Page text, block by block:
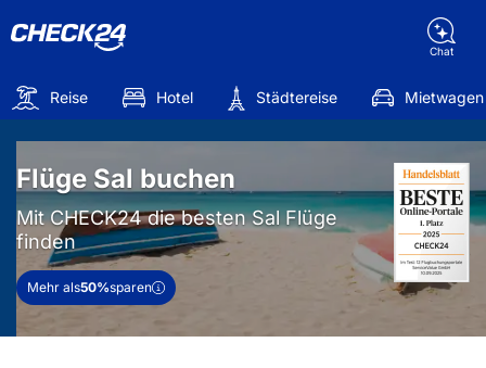
Chat
Reise Hotel Städtereise Mietwagen
Flüge Sal buchen
Mit CHECK24 die besten Sal Flüge
finden
Mehr als50%sparen